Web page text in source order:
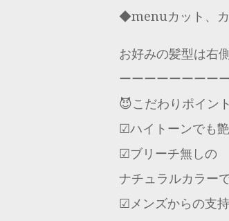
◆menuカット、
お好みの髪型は右
ーーーーーーーー
😈こだわりポイン
☑︎ハイトーンでも
☑︎ブリーチ無しの
ナチュラルカラー
☑︎メンズからの支